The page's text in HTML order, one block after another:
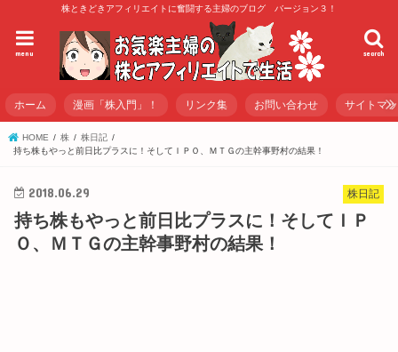
株ときどきアフィリエイトに奮闘する主婦のブログ バージョン３！
search
menu
ホーム 漫画「株入門」！ リンク集 お問い合わせ サイトマ
HOME 株
株日記
持ち株もやっと前日比プラスに！そしてＩＰＯ、ＭＴＧの主幹事野村の結果！
株日記
2018.06.29
持ち株もやっと前日比プラスに！そしてＩＰ
Ｏ、ＭＴＧの主幹事野村の結果！